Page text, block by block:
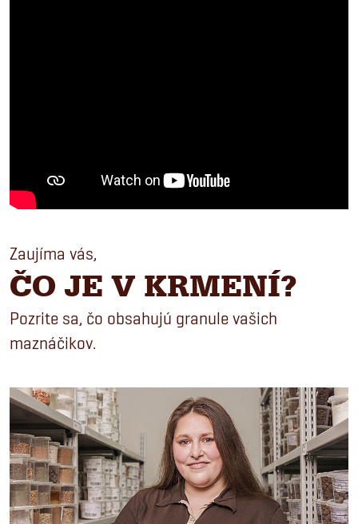
Zaujíma vás,
ČO JE V KRMENÍ?
Pozrite sa, čo obsahujú granule vašich
maznáčikov.